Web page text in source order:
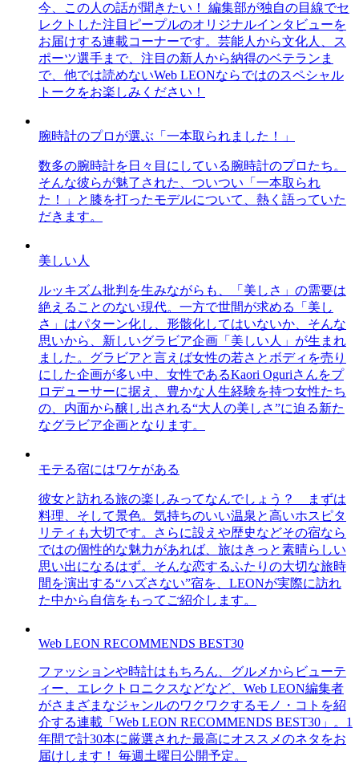
今、この人の話が聞きたい！ 編集部が独自の目線でセ
レクトした注目ピープルのオリジナルインタビューを
お届けする連載コーナーです。芸能人から文化人、ス
ポーツ選手まで、注目の新人から納得のベテランま
で、他では読めないWeb LEONならではのスペシャル
トークをお楽しみください！
腕時計のプロが選ぶ「一本取られました！」
数多の腕時計を日々目にしている腕時計のプロたち。
そんな彼らが魅了された、ついつい「一本取られ
た！」と膝を打ったモデルについて、熱く語っていた
だきます。
美しい人
ルッキズム批判を生みながらも、「美しさ」の需要は
絶えることのない現代。一方で世間が求める「美し
さ」はパターン化し、形骸化してはいないか、そんな
思いから、新しいグラビア企画「美しい人」が生まれ
ました。グラビアと言えば女性の若さとボディを売り
にした企画が多い中、女性であるKaori Oguriさんをプ
ロデューサーに据え、豊かな人生経験を持つ女性たち
の、内面から醸し出される“大人の美しさ”に迫る新た
なグラビア企画となります。
モテる宿にはワケがある
彼女と訪れる旅の楽しみってなんでしょう？ まずは
料理、そして景色。気持ちのいい温泉と高いホスピタ
リティも大切です。さらに設えや歴史などその宿なら
ではの個性的な魅力があれば、旅はきっと素晴らしい
思い出になるはず。そんな恋するふたりの大切な旅時
間を演出する“ハズさない”宿を、LEONが実際に訪れ
た中から自信をもってご紹介します。
Web LEON RECOMMENDS BEST30
ファッションや時計はもちろん、グルメからビューテ
ィー、エレクトロニクスなどなど、Web LEON編集者
がさまざまなジャンルのワクワクするモノ・コトを紹
介する連載「Web LEON RECOMMENDS BEST30」。1
年間で計30本に厳選された最高にオススメのネタをお
届けします！ 毎週土曜日公開予定。